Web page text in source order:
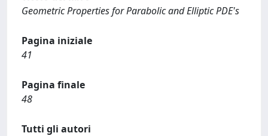
Geometric Properties for Parabolic and Elliptic PDE's
Pagina iniziale
41
Pagina finale
48
Tutti gli autori